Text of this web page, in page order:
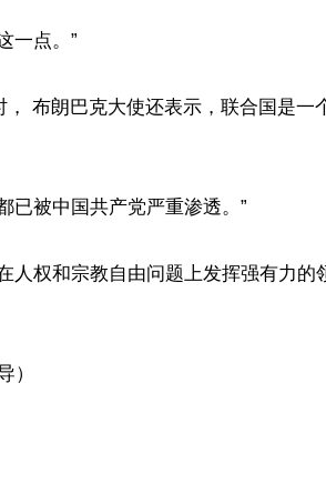
一点。”
布朗巴克大使还表示，联合国是一
已被中国共产党严重渗透。”
人权和宗教自由问题上发挥强有力的
）